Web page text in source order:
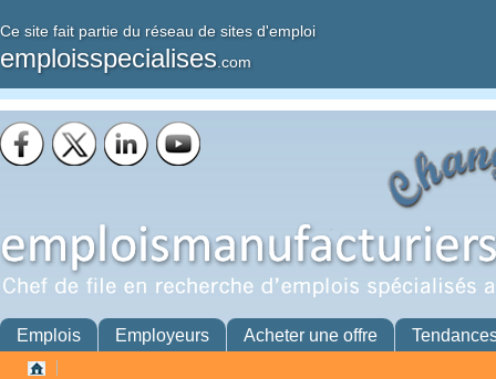
Ce site fait partie du réseau de sites d'emploi
emploisspecialises .com
Emplois Employeurs Acheter une offre